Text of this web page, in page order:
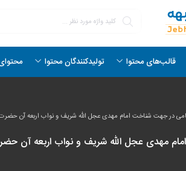
قالب‌های محتوا تولیدکنندگان محتوا
در جهت شناخت امام مهدی عجل الله شریف و نواب اربعه آن
مهدی عجل الله شریف و نواب اربعه آن